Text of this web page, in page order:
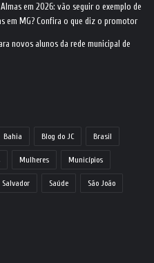
em 2026: vão seguir o exemplo de
em MG? Confira o que diz o promotor
novos alunos da rede municipal de
Bahia Blog do JC Brasil
Mulheres Municípios
Salvador Saúde São João